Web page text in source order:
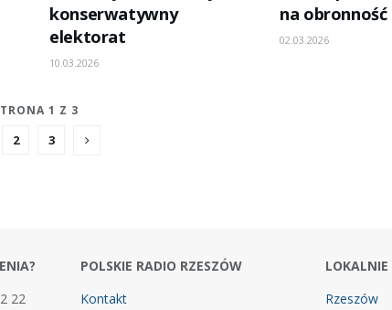
konserwatywny
elektorat
10.03.2026
na obronność
02.03.2026
1 Z 3
2 3
22
POLSKIE RADIO RZESZÓW
Kontakt
LOKALNIE
Rzeszów